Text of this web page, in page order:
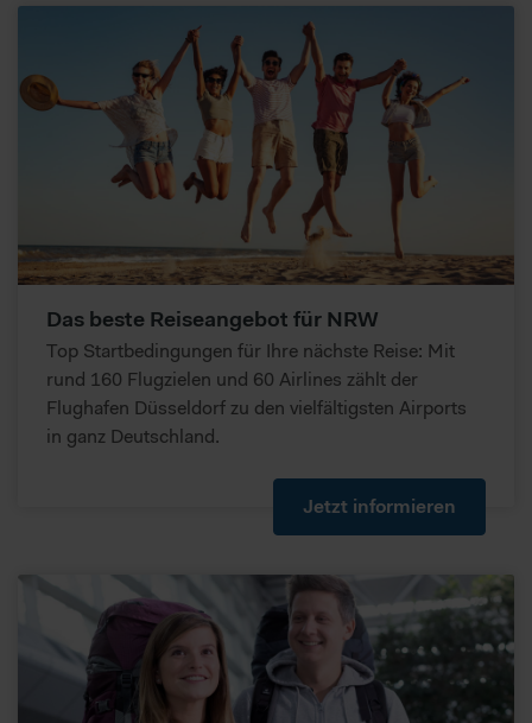
Das beste Reiseangebot für NRW
Top Startbedingungen für Ihre nächste Reise: Mit
rund 160 Flugzielen und 60 Airlines zählt der
Flughafen Düsseldorf zu den vielfältigsten Airports
in ganz Deutschland.
Jetzt informieren